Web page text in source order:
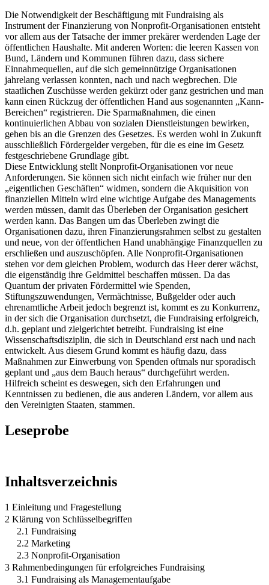
Die Notwendigkeit der Beschäftigung mit Fundraising als
Instrument der Finanzierung von Nonprofit-Organisationen entsteht
vor allem aus der Tatsache der immer prekärer werdenden Lage der
öffentlichen Haushalte. Mit anderen Worten: die leeren Kassen von
Bund, Ländern und Kommunen führen dazu, dass sichere
Einnahmequellen, auf die sich gemeinnützige Organisationen
jahrelang verlassen konnten, nach und nach wegbrechen. Die
staatlichen Zuschüsse werden gekürzt oder ganz gestrichen und man
kann einen Rückzug der öffentlichen Hand aus sogenannten „Kann-
Bereichen“ registrieren. Die Sparmaßnahmen, die einen
kontinuierlichen Abbau von sozialen Dienstleistungen bewirken,
gehen bis an die Grenzen des Gesetzes. Es werden wohl in Zukunft
ausschließlich Fördergelder vergeben, für die es eine im Gesetz
festgeschriebene Grundlage gibt.
Diese Entwicklung stellt Nonprofit-Organisationen vor neue
Anforderungen. Sie können sich nicht einfach wie früher nur den
„eigentlichen Geschäften“ widmen, sondern die Akquisition von
finanziellen Mitteln wird eine wichtige Aufgabe des Managements
werden müssen, damit das Überleben der Organisation gesichert
werden kann. Das Bangen um das Überleben zwingt die
Organisationen dazu, ihren Finanzierungsrahmen selbst zu gestalten
und neue, von der öffentlichen Hand unabhängige Finanzquellen zu
erschließen und auszuschöpfen. Alle Nonprofit-Organisationen
stehen vor dem gleichen Problem, wodurch das Heer derer wächst,
die eigenständig ihre Geldmittel beschaffen müssen. Da das
Quantum der privaten Fördermittel wie Spenden,
Stiftungszuwendungen, Vermächtnisse, Bußgelder oder auch
ehrenamtliche Arbeit jedoch begrenzt ist, kommt es zu Konkurrenz,
in der sich die Organisation durchsetzt, die Fundraising erfolgreich,
d.h. geplant und zielgerichtet betreibt. Fundraising ist eine
Wissenschaftsdisziplin, die sich in Deutschland erst nach und nach
entwickelt. Aus diesem Grund kommt es häufig dazu, dass
Maßnahmen zur Einwerbung von Spenden oftmals nur sporadisch
geplant und „aus dem Bauch heraus“ durchgeführt werden.
Hilfreich scheint es deswegen, sich den Erfahrungen und
Kenntnissen zu bedienen, die aus anderen Ländern, vor allem aus
den Vereinigten Staaten, stammen.
Leseprobe
Inhaltsverzeichnis
1 Einleitung und Fragestellung
2 Klärung von Schlüsselbegriffen
2.1 Fundraising
2.2 Marketing
2.3 Nonprofit-Organisation
3 Rahmenbedingungen für erfolgreiches Fundraising
3.1 Fundraising als Managementaufgabe